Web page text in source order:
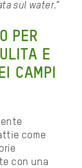
sul water.”
PER
E
CAMPI
come
con una